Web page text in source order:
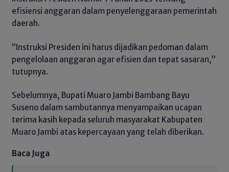
efisiensi anggaran dalam penyelenggaraan pemerintah
daerah.
“Instruksi Presiden ini harus dijadikan pedoman dalam
pengelolaan anggaran agar efisien dan tepat sasaran,”
tutupnya.
Sebelumnya, Bupati Muaro Jambi Bambang Bayu
Suseno dalam sambutannya menyampaikan ucapan
terima kasih kepada seluruh masyarakat Kabupaten
Muaro Jambi atas kepercayaan yang telah diberikan.
Baca Juga